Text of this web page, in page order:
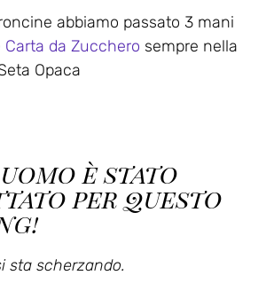
abbiamo passato 3 mani
Carta da Zucchero sempre nella
Opaca
è stato
per questo
sta scherzando.